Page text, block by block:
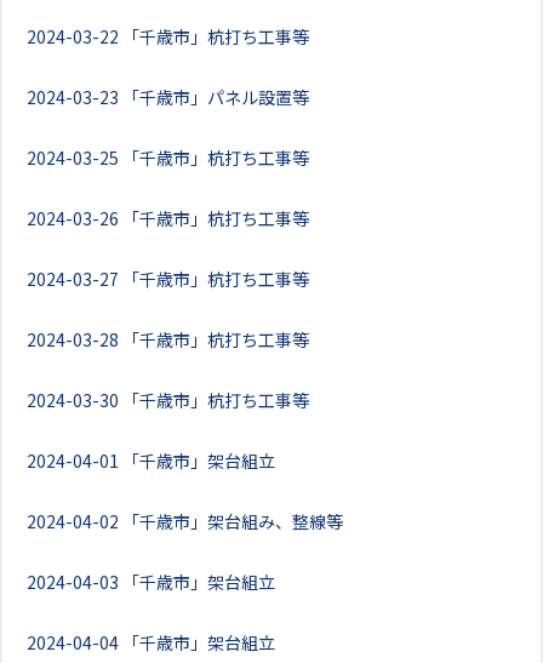
2024-03-22 「千歳市」杭打ち工事等
2024-03-23 「千歳市」パネル設置等
2024-03-25 「千歳市」杭打ち工事等
2024-03-26 「千歳市」杭打ち工事等
2024-03-27 「千歳市」杭打ち工事等
2024-03-28 「千歳市」杭打ち工事等
2024-03-30 「千歳市」杭打ち工事等
2024-04-01 「千歳市」架台組立
2024-04-02 「千歳市」架台組み、整線等
2024-04-03 「千歳市」架台組立
2024-04-04 「千歳市」架台組立